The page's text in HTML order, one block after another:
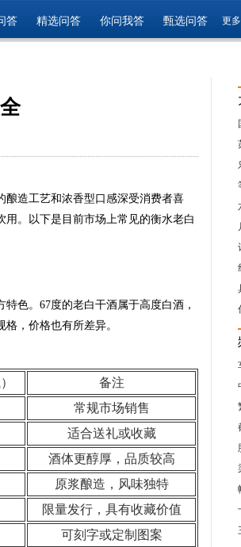
答 精选问答 你问我答 甄选问答 更多
酿造工艺和浓香型口感深受消费者喜
。以下是目前市场上常见的衡水老白
色。67度的老白干酒属于高度白酒，
，价格也有所差异。
备注
常规市场销售
适合送礼或收藏
酒体更醇厚，品质较高
原浆酿造，风味独特
限量发行，具有收藏价值
可刻字或定制图案